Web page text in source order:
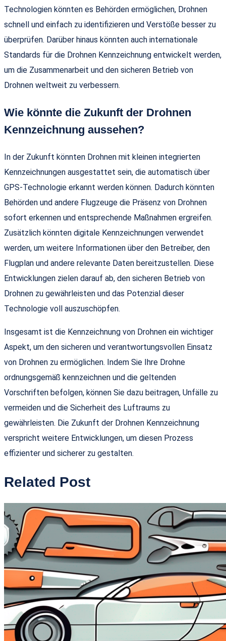
Technologien könnten es Behörden ermöglichen, Drohnen
schnell und einfach zu identifizieren und Verstöße besser zu
überprüfen. Darüber hinaus könnten auch internationale
Standards für die Drohnen Kennzeichnung entwickelt werden,
um die Zusammenarbeit und den sicheren Betrieb von
Drohnen weltweit zu verbessern.
Wie könnte die Zukunft der Drohnen
Kennzeichnung aussehen?
In der Zukunft könnten Drohnen mit kleinen integrierten
Kennzeichnungen ausgestattet sein, die automatisch über
GPS-Technologie erkannt werden können. Dadurch könnten
Behörden und andere Flugzeuge die Präsenz von Drohnen
sofort erkennen und entsprechende Maßnahmen ergreifen.
Zusätzlich könnten digitale Kennzeichnungen verwendet
werden, um weitere Informationen über den Betreiber, den
Flugplan und andere relevante Daten bereitzustellen. Diese
Entwicklungen zielen darauf ab, den sicheren Betrieb von
Drohnen zu gewährleisten und das Potenzial dieser
Technologie voll auszuschöpfen.
Insgesamt ist die Kennzeichnung von Drohnen ein wichtiger
Aspekt, um den sicheren und verantwortungsvollen Einsatz
von Drohnen zu ermöglichen. Indem Sie Ihre Drohne
ordnungsgemäß kennzeichnen und die geltenden
Vorschriften befolgen, können Sie dazu beitragen, Unfälle zu
vermeiden und die Sicherheit des Luftraums zu
gewährleisten. Die Zukunft der Drohnen Kennzeichnung
verspricht weitere Entwicklungen, um diesen Prozess
effizienter und sicherer zu gestalten.
Related Post